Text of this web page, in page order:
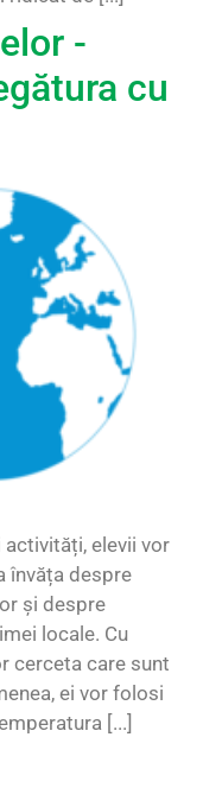
-
cu
elevii vor
învăța despre
și despre
locale. Cu
cerceta care sunt
ei vor folosi
[...]